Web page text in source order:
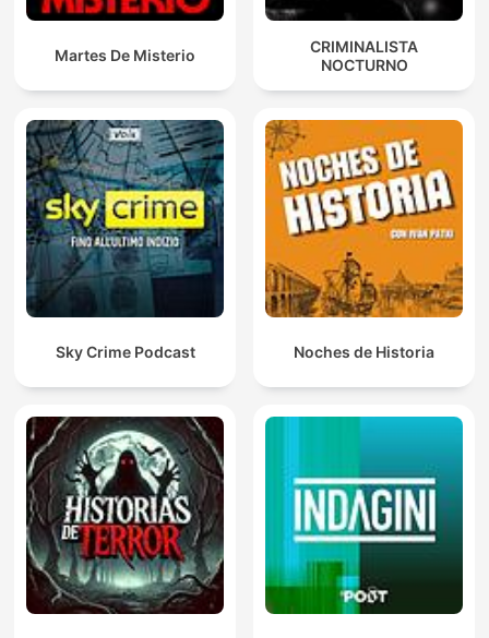
Martes De Misterio
CRIMINALISTA
NOCTURNO
Sky Crime Podcast Noches de Historia